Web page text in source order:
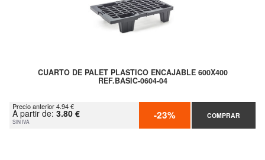
CUARTO DE PALET PLASTICO ENCAJABLE 600X400
REF.BASIC-0604-04
Precio anterior 4.94 €
A partir de: 3.80 €
SIN IVA -23% COMPRAR